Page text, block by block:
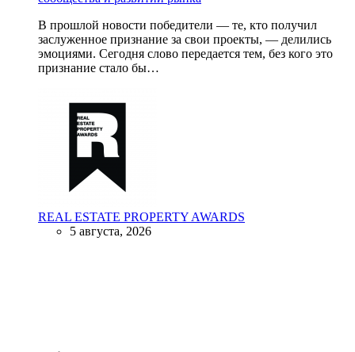
В прошлой новости победители — те, кто получил
заслуженное признание за свои проекты, — делились
эмоциями. Сегодня слово передается тем, без кого это
признание стало бы…
REAL ESTATE PROPERTY AWARDS
5 августа, 2026